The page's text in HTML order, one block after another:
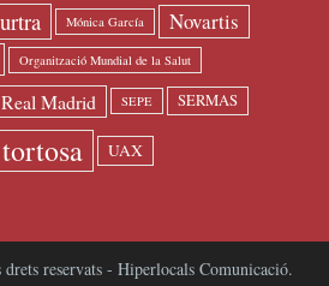
Mónica García Novartis
Organització Mundial de la Salut
Real Madrid SEPE SERMAS
tortosa UAX
reservats - Hiperlocals Comunicació.